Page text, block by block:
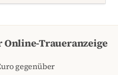
Online-Traueranzeige
gegenüber